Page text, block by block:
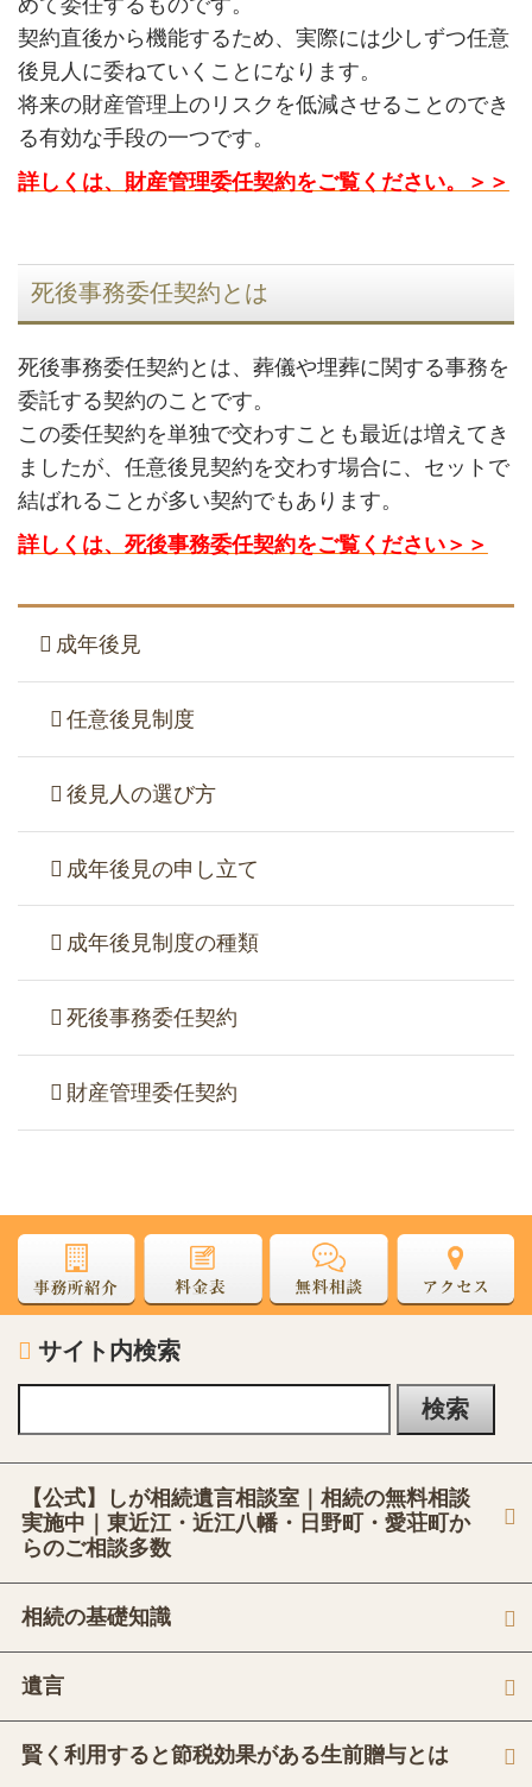
めて委任するものです。
契約直後から機能するため、実際には少しずつ任意
後見人に委ねていくことになります。
将来の財産管理上のリスクを低減させることのでき
る有効な手段の一つです。
詳しくは、財産管理委任契約をご覧ください。＞＞
死後事務委任契約とは
死後事務委任契約とは、葬儀や埋葬に関する事務を
委託する契約のことです。
この委任契約を単独で交わすことも最近は増えてき
ましたが、任意後見契約を交わす場合に、セットで
結ばれることが多い契約でもあります。
詳しくは、死後事務委任契約をご覧ください＞＞
成年後見
任意後見制度
後見人の選び方
成年後見の申し立て
成年後見制度の種類
死後事務委任契約
財産管理委任契約
サイト内検索
【公式】しが相続遺言相談室｜相続の無料相談
実施中｜東近江・近江八幡・日野町・愛荘町か
らのご相談多数
相続の基礎知識
遺言
賢く利用すると節税効果がある生前贈与とは